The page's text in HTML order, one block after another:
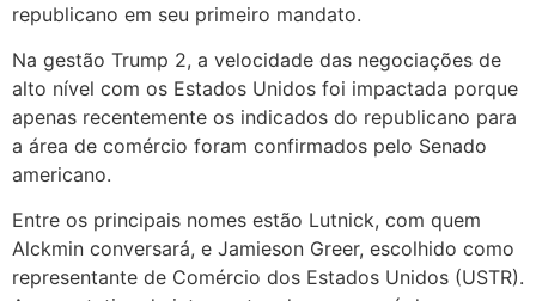
republicano em seu primeiro mandato.
Na gestão Trump 2, a velocidade das negociações de
alto nível com os Estados Unidos foi impactada porque
apenas recentemente os indicados do republicano para
a área de comércio foram confirmados pelo Senado
americano.
Entre os principais nomes estão Lutnick, com quem
Alckmin conversará, e Jamieson Greer, escolhido como
representante de Comércio dos Estados Unidos (USTR).